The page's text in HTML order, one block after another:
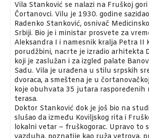
Vila Stanković se nalazi na Fruškoj
Čortanovci. Vilu je 1930. godine
Radenko Stanković, osnivač
Srbiji. Bio je i ministar prosvete za
Aleksandra I i namesnik kralja Petra II
porudžbini, nacrte je izradio arhitekta
koji je zaslužan i za izgled palate
Sadu. Vila je urađena u stilu srpskih
dvoraca, a smeštena je u
koje obuhvata 35 jutara raspoređenih
terasa.
Doktor Stanković dok je još bio na
slušao da između Koviljskog rita i
lokalni vetar – fruškogorac. Upravo to